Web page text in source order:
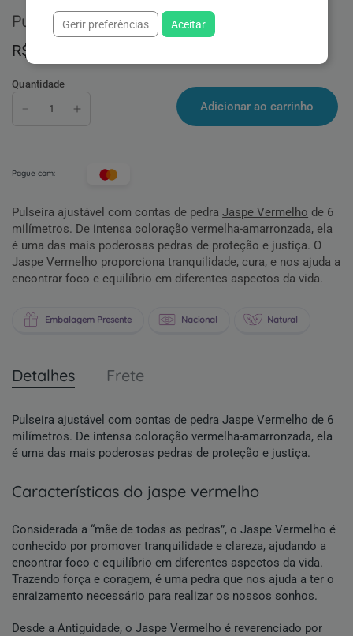
Pulseira Fina com Jaspe Vermelho
R$ 57,90
Quantidade
Adicionar ao carrinho
Pague com:
Pulseira ajustável com contas de pedraJaspe Vermelho de 6
milímetros. De intensa coloração vermelha-amarronzada, ela
é uma das mais poderosas pedras de proteção e justiça. O
Jaspe Vermelho proporciona tranquilidade, cura, e nos ajuda a
encontrar foco e equilíbrio em diferentes aspectos da vida.
Embalagem Presente Nacional Natural
Detalhes Frete
Pulseira ajustável com contas de pedra Jaspe Vermelho de 6
milímetros. De intensa coloração vermelha-amarronzada, ela
é uma das mais poderosas pedras de proteção e justiça.
características do jaspe vermelho
Considerada a “mãe de todas as pedras”, o Jaspe Vermelho é
conhecido por promover tranquilidade e clareza, ajudando a
encontrar foco e equilíbrio em diferentes aspectos da vida.
Trazendo força e coragem, é uma pedra que nos ajuda a ter o
enraizamento necessário para realizar os nossos sonhos.
Desde a Antiguidade, o Jaspe Vermelho é reverenciado por
Gerir preferências Aceitar